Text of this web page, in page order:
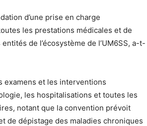
d’une prise en charge
les prestations médicales et de
de l’écosystème de l’UM6SS, a-t-
examens et les interventions
les hospitalisations et toutes les
notant que la convention prévoit
de dépistage des maladies chroniques